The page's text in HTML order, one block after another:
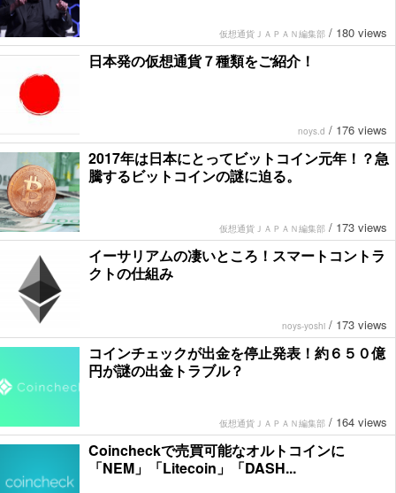
仮想通貨ＪＡＰＡＮ編集部 / 180 views
日本発の仮想通貨７種類をご紹介！
noys.d / 176 views
2017年は日本にとってビットコイン元年！？急
騰するビットコインの謎に迫る。
仮想通貨ＪＡＰＡＮ編集部 / 173 views
イーサリアムの凄いところ！スマートコントラ
クトの仕組み
noys-yoshi / 173 views
コインチェックが出金を停止発表！約６５０億
円が謎の出金トラブル？
仮想通貨ＪＡＰＡＮ編集部 / 164 views
Coincheckで売買可能なオルトコインに
「NEM」「Litecoin」「DASH...